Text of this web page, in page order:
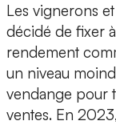
Les vignerons
décidé de fixer
rendement
un niveau
vendange pour
ventes. En